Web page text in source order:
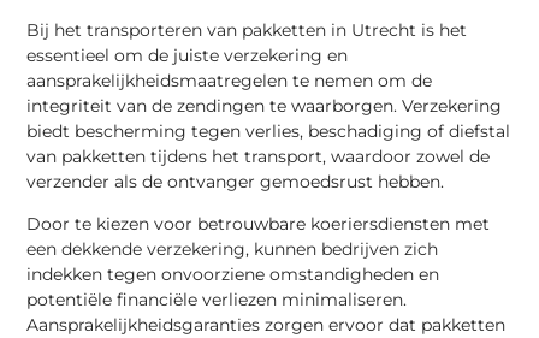
Bij het transporteren van pakketten in Utrecht is het
essentieel om de juiste verzekering en
aansprakelijkheidsmaatregelen te nemen om de
integriteit van de zendingen te waarborgen. Verzekering
biedt bescherming tegen verlies, beschadiging of diefstal
van pakketten tijdens het transport, waardoor zowel de
verzender als de ontvanger gemoedsrust hebben.
Door te kiezen voor betrouwbare koeriersdiensten met
een dekkende verzekering, kunnen bedrijven zich
indekken tegen onvoorziene omstandigheden en
potentiële financiële verliezen minimaliseren.
Aansprakelijkheidsgaranties zorgen ervoor dat pakketten